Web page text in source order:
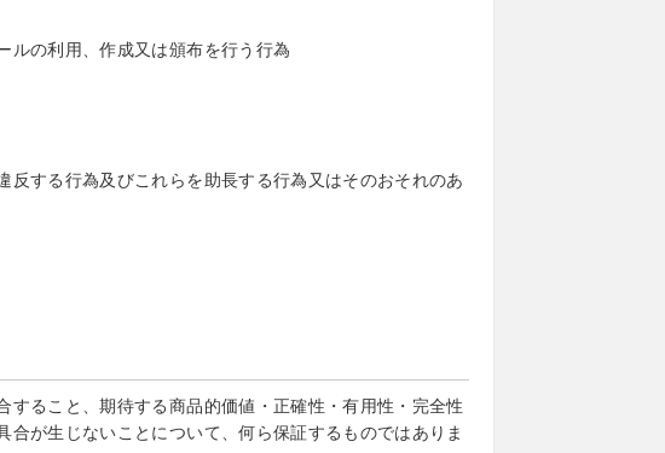
ルの利用、作成又は頒布を行う行為
する行為及びこれらを助長する行為又はそのおそれのあ
ること、期待する商品的価値・正確性・有用性・完全性
が生じないことについて、何ら保証するものではありま